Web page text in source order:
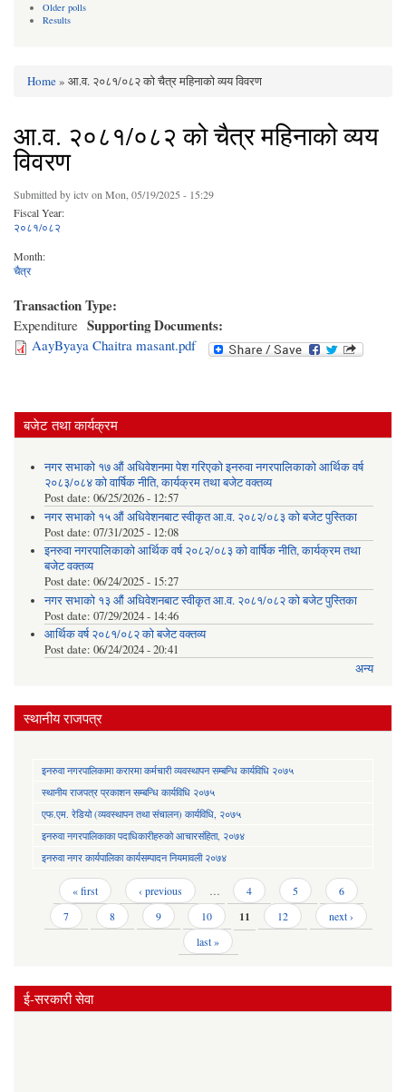
Older polls
Results
Home» आ.व. २०८१/०८२ को चैत्र महिनाको व्यय विवरण
आ.व. २०८१/०८२ को चैत्र महिनाको व्यय
विवरण
Submitted byictvon Mon, 05/19/2025 - 15:29
Fiscal Year:
२०८१/०८२
Month:
चैत्र
Transaction Type:
Expenditure Supporting Documents:
AayByaya Chaitra masant.pdf
बजेट तथा कार्यक्रम
नगर सभाको १७ औं अधिवेशनमा पेश गरिएको इनरुवा नगरपालिकाको आर्थिक वर्ष
२०८३/०८४ को वार्षिक नीति, कार्यक्रम तथा बजेट वक्तव्य
Post date: 06/25/2026 - 12:57
नगर सभाको १५ औं अधिवेशनबाट स्वीकृत आ.व. २०८२/०८३ को बजेट पुस्तिका
Post date: 07/31/2025 - 12:08
इनरुवा नगरपालिकाको आर्थिक वर्ष २०८२/०८३ को वार्षिक नीति, कार्यक्रम तथा
बजेट वक्तव्य
Post date: 06/24/2025 - 15:27
नगर सभाको १३ औं अधिवेशनबाट स्वीकृत आ.व. २०८१/०८२ को बजेट पुस्तिका
Post date: 07/29/2024 - 14:46
आर्थिक वर्ष २०८१/०८२ को बजेट वक्तव्य
Post date: 06/24/2024 - 20:41
अन्य
स्थानीय राजपत्र
इनरुवा नगरपालिकामा करारमा कर्मचारी व्यवस्थापन सम्बन्धि कार्यविधि २०७५
स्थानीय राजपत्र प्रकाशन सम्बन्धि कार्यविधि २०७५
एफ.एम. रेडियो (व्यवस्थापन तथा संचालन) कार्यविधि, २०७५
इनरुवा नगरपालिकाका पदाधिकारीहरुको आचारसंहिता, २०७४
इनरुवा नगर कार्यपालिका कार्यसम्पादन नियमावली २०७४
Pages « first ‹ previous … 4 5
6
7
8 9 10 11 12
next ›
last »
ई-सरकारी सेवा